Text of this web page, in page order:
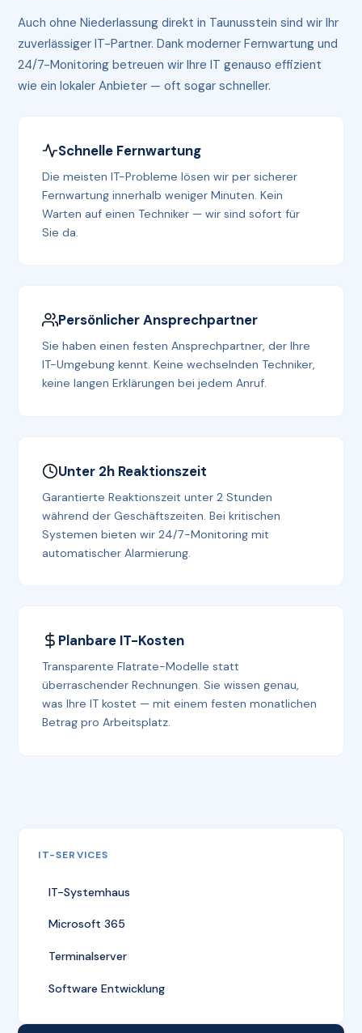
Auch ohne Niederlassung direkt in Taunusstein sind wir Ihr
zuverlässiger IT-Partner. Dank moderner Fernwartung und
24/7-Monitoring betreuen wir Ihre IT genauso effizient
wie ein lokaler Anbieter — oft sogar schneller.
Schnelle Fernwartung
Die meisten IT-Probleme lösen wir per sicherer
Fernwartung innerhalb weniger Minuten. Kein
Warten auf einen Techniker — wir sind sofort für
Sie da.
Persönlicher Ansprechpartner
Sie haben einen festen Ansprechpartner, der Ihre
IT-Umgebung kennt. Keine wechselnden Techniker,
keine langen Erklärungen bei jedem Anruf.
Unter 2h Reaktionszeit
Garantierte Reaktionszeit unter 2 Stunden
während der Geschäftszeiten. Bei kritischen
Systemen bieten wir 24/7-Monitoring mit
automatischer Alarmierung.
Planbare IT-Kosten
Transparente Flatrate-Modelle statt
überraschender Rechnungen. Sie wissen genau,
was Ihre IT kostet — mit einem festen monatlichen
Betrag pro Arbeitsplatz.
IT-SERVICES
IT-Systemhaus
Microsoft 365
Terminalserver
Software Entwicklung